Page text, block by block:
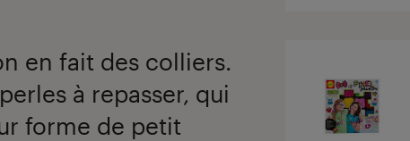
en fait des colliers.
à repasser, qui
forme de petit